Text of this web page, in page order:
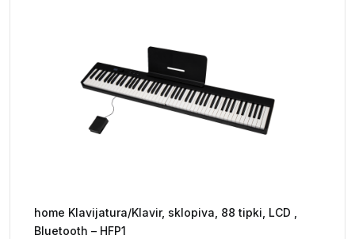
home Klavijatura/Klavir, sklopiva, 88 tipki, LCD ,
Bluetooth – HFP1